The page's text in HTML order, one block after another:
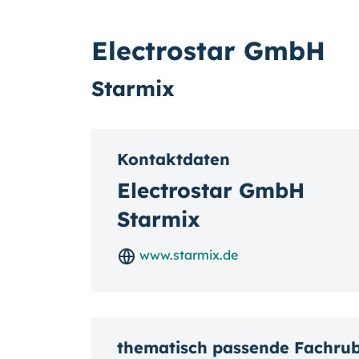
Electrostar GmbH
Starmix
Kontaktdaten
Electrostar GmbH
Starmix
www.starmix.de
thematisch passende